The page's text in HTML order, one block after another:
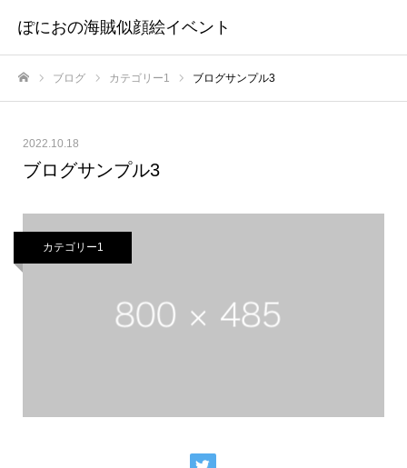
ぽにおの海賊似顔絵イベント
ブログ カテゴリー1 ブログサンプル3
2022.10.18
ブログサンプル3
カテゴリー1